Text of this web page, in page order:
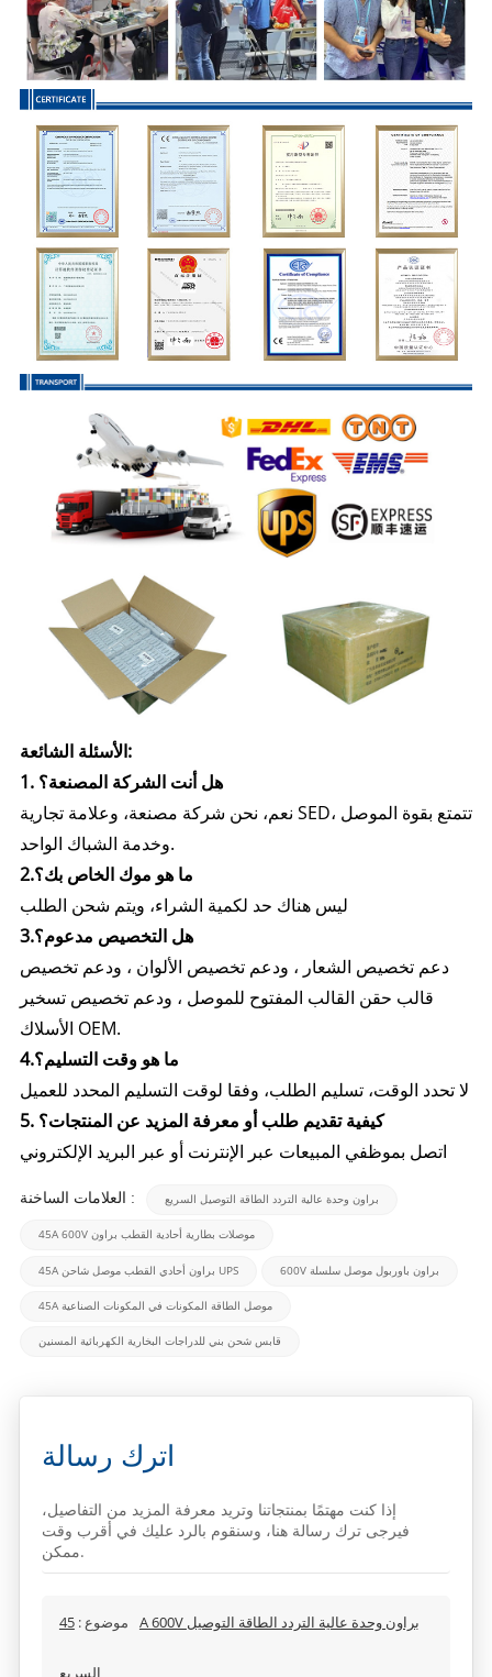
الأسئلة الشائعة:
1. هل أنت الشركة المصنعة؟
نعم، نحن شركة مصنعة، وعلامة تجارية SED، تتمتع بقوة الموصل
وخدمة الشباك الواحد.
2.ما هو موك الخاص بك؟
ليس هناك حد لكمية الشراء، ويتم شحن الطلب
3.هل التخصيص مدعوم؟
دعم تخصيص الشعار ، ودعم تخصيص الألوان ، ودعم تخصيص
قالب حقن القالب المفتوح للموصل ، ودعم تخصيص تسخير
الأسلاك OEM.
4.ما هو وقت التسليم؟
لا تحدد الوقت، تسليم الطلب، وفقا لوقت التسليم المحدد للعميل
5. كيفية تقديم طلب أو معرفة المزيد عن المنتجات؟
اتصل بموظفي المبيعات عبر الإنترنت أو عبر البريد الإلكتروني
العلامات الساخنة : براون وحدة عالية التردد الطاقة التوصيل السريع
45A 600V موصلات بطارية أحادية القطب براون
45A براون أحادي القطب موصل شاحن UPS 600V براون باوربول موصل سلسلة
45A موصل الطاقة المكونات في المكونات الصناعية
قابس شحن بني للدراجات البخارية الكهربائية المسنين
اترك رسالة
إذا كنت مهتمًا بمنتجاتنا وتريد معرفة المزيد من التفاصيل،
فيرجى ترك رسالة هنا، وسنقوم بالرد عليك في أقرب وقت
ممكن.
موضوع :45A 600V براون وحدة عالية التردد الطاقة التوصيل
السريع